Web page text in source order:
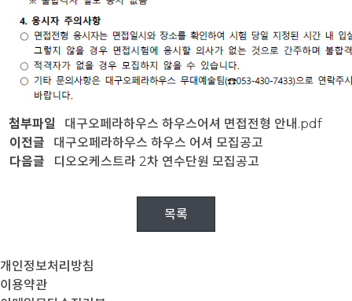
첨부파일
대구오페라하우스 하우스어셔 면접전형 안내.pdf
이전글
대구오페라하우스 하우스 어셔 모집공고
다음글
디오오케스트라 2차 연수단원 모집공고
목록
개인정보처리방침
이용약관